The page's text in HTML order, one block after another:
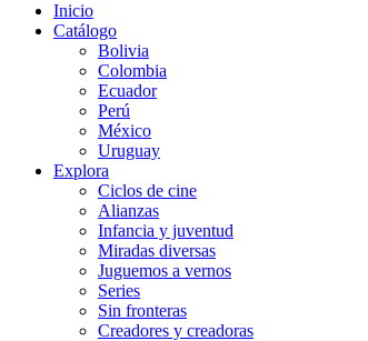
Inicio
Catálogo
Bolivia
Colombia
Ecuador
Perú
México
Uruguay
Explora
Ciclos de cine
Alianzas
Infancia y juventud
Miradas diversas
Juguemos a vernos
Series
Sin fronteras
Creadores y creadoras